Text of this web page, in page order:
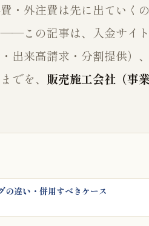
・外注費は先に出ていく
この記事は、入金サイト
出来高請求・分割提供）
でを、 販売施工会社（事
の違い・併用すべきケース